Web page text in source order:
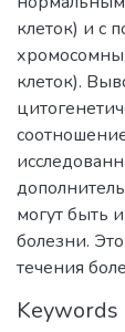
клеток) и с
клеток).
могут быть
болезни.
течения
Keywords